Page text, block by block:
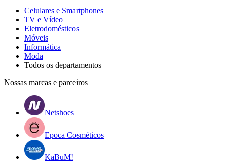
Celulares e Smartphones
TV e Vídeo
Eletrodomésticos
Móveis
Informática
Moda
Todos os departamentos
Nossas marcas e parceiros
Netshoes
Epoca Cosméticos
KaBuM!